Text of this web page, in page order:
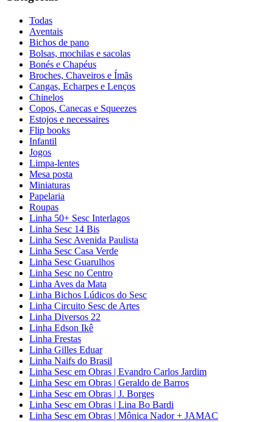
Todas
Aventais
Bichos de pano
Bolsas, mochilas e sacolas
Bonés e Chapéus
Broches, Chaveiros e Ímãs
Cangas, Echarpes e Lenços
Chinelos
Copos, Canecas e Squeezes
Estojos e necessaires
Flip books
Infantil
Jogos
Limpa-lentes
Mesa posta
Miniaturas
Papelaria
Roupas
Linha 50+ Sesc Interlagos
Linha Sesc 14 Bis
Linha Sesc Avenida Paulista
Linha Sesc Casa Verde
Linha Sesc Guarulhos
Linha Sesc no Centro
Linha Aves da Mata
Linha Bichos Lúdicos do Sesc
Linha Circuito Sesc de Artes
Linha Diversos 22
Linha Edson Ikê
Linha Frestas
Linha Gilles Eduar
Linha Naifs do Brasil
Linha Sesc em Obras | Evandro Carlos Jardim
Linha Sesc em Obras | Geraldo de Barros
Linha Sesc em Obras | J. Borges
Linha Sesc em Obras | Lina Bo Bardi
Linha Sesc em Obras | Mônica Nador + JAMAC